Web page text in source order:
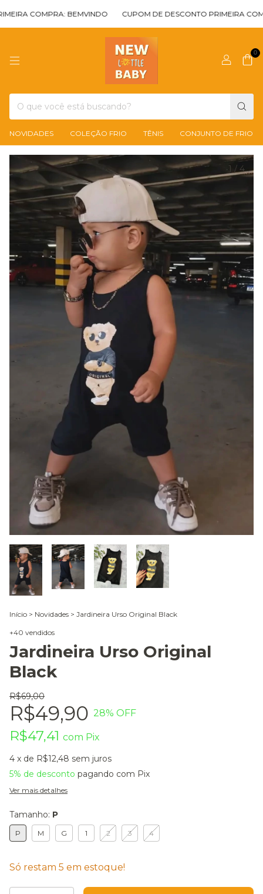
COMPRA: BEMVINDO CUPOM DE DESCONTO PRIMEIRA
0
NOVIDADES COLEÇÃO FRIO TÊNIS CONJUNTO DE FRIO
1 / 4
Início > Novidades > Jardineira Urso Original Black
+40 vendidos
Jardineira Urso Original
Black
R$69,00
R$49,90 28% OFF
R$47,41 com Pix
4 x de R$12,48 sem juros
5% de desconto pagando com Pix
Ver mais detalhes
Tamanho: P
P M G 1 2 3 4
Só restam 5 em estoque!